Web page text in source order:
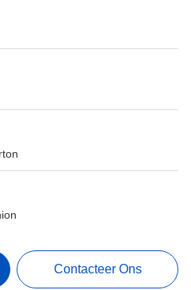
Contacteer Ons